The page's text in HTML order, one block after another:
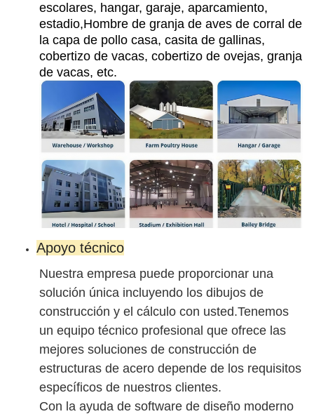
escolares, hangar, garaje, aparcamiento,
estadio,Hombre de granja de aves de corral de
la capa de pollo casa, casita de gallinas,
cobertizo de vacas, cobertizo de ovejas, granja
de vacas, etc.
Apoyo técnico
Nuestra empresa puede proporcionar una
solución única incluyendo los dibujos de
construcción y el cálculo con usted.Tenemos
un equipo técnico profesional que ofrece las
mejores soluciones de construcción de
estructuras de acero depende de los requisitos
específicos de nuestros clientes.
Con la ayuda de software de diseño moderno